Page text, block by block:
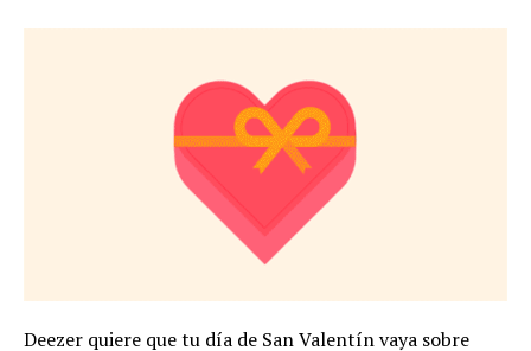
Deezer quiere que tu día de San Valentín vaya sobre